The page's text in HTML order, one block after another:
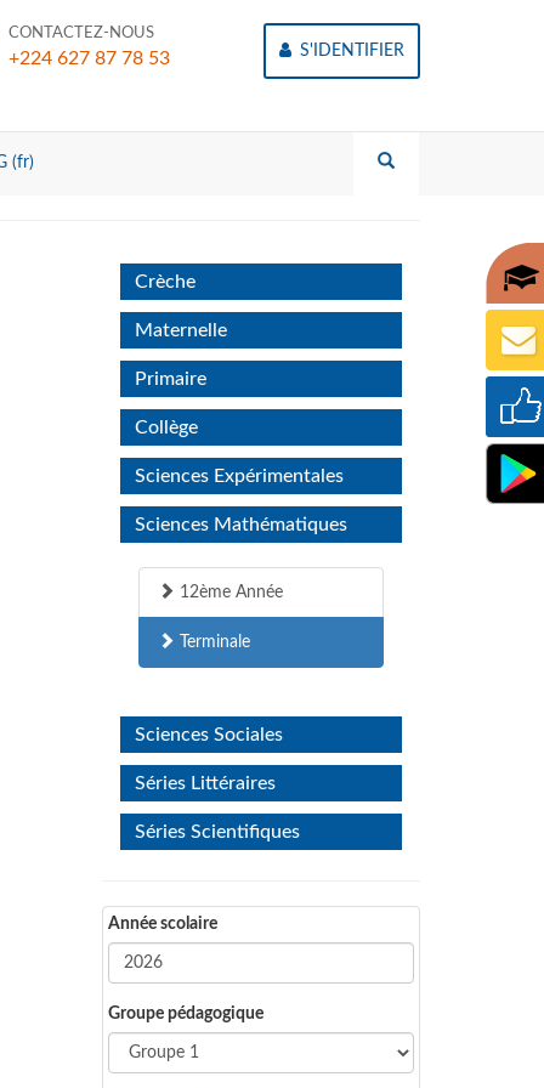
CONTACTEZ-NOUS
+224 627 87 78 53 S'IDENTIFIER
(fr)
Crèche
Maternelle
Primaire
Collège
Sciences Expérimentales
Sciences Mathématiques
12ème Année
Terminale
Sciences Sociales
Séries Littéraires
Séries Scientifiques
Année scolaire
Groupe pédagogique